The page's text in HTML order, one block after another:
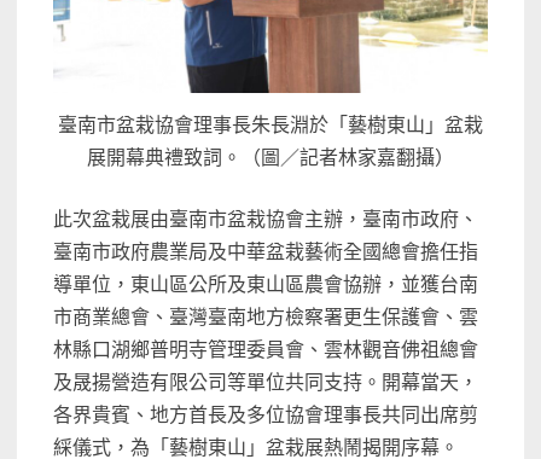
臺南市盆栽協會理事長朱長淵於「藝樹東山」盆栽
展開幕典禮致詞。（圖／記者林家嘉翻攝）
此次盆栽展由臺南市盆栽協會主辦，臺南市政府、
臺南市政府農業局及中華盆栽藝術全國總會擔任指
導單位，東山區公所及東山區農會協辦，並獲台南
市商業總會、臺灣臺南地方檢察署更生保護會、雲
林縣口湖鄉普明寺管理委員會、雲林觀音佛祖總會
及晟揚營造有限公司等單位共同支持。開幕當天，
各界貴賓、地方首長及多位協會理事長共同出席剪
綵儀式，為「藝樹東山」盆栽展熱鬧揭開序幕。